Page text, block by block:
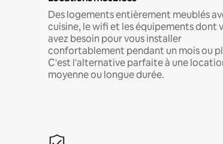
Des logements entièrement meublés
cuisine, le wifi et les équipements dont
avez besoin pour vous installer
confortablement pendant un mois ou
C'est l'alternative parfaite à une
moyenne ou longue durée.